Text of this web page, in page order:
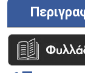
ΑΘΗΝΑ
ΠΕΡΙΣΤΕΡΙ
ΠΕΙΡΑΙΑΣ